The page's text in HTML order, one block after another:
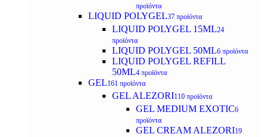
προϊόντα
LIQUID POLYGEL37 προϊόντα
LIQUID POLYGEL 15ML24
προϊόντα
LIQUID POLYGEL 50ML6 προϊόντα
LIQUID POLYGEL REFILL
50ML4 προϊόντα
GEL161 προϊόντα
GEL ALEZORI110 προϊόντα
GEL MEDIUM EXOTIC6
προϊόντα
GEL CREAM ALEZORI19